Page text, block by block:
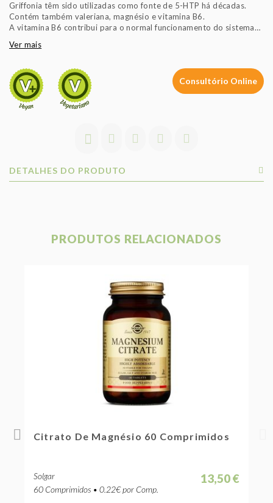
Griffonia têm sido utilizadas como fonte de 5-HTP há décadas.
Contém também valeriana, magnésio e vitamina B6.
A vitamina B6 contribui para o normal funcionamento do sistema
1 cápsula tomada de acordo com o modo de tomar descrito
obter o efeito benéfico descrito.
É importante seguir um regime alimentar variado e equilibrado e
um estilo de vida saudável.
Sem açúcares
Ver mais
Consultório Online
DETALHES DO PRODUTO
PRODUTOS RELACIONADOS
Citrato De Magnésio 60 Comprimidos
Solgar
60 Comprimidos • 0.22€ por Comp.
13,50 €